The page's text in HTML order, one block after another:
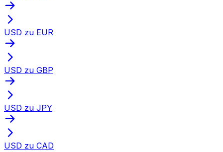
USD zu EUR
USD zu GBP
USD zu JPY
USD zu CAD